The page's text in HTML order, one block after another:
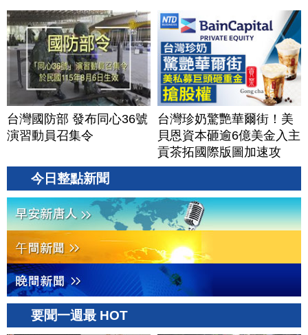
台灣國防部 發布同心36號
演習動員召集令
台灣珍奶驚艷華爾街！美
貝恩資本砸逾6億美金入主
貢茶拓國際版圖加速攻
美？｜#財經新聞｜
今日整點新聞
要聞一週最 HOT